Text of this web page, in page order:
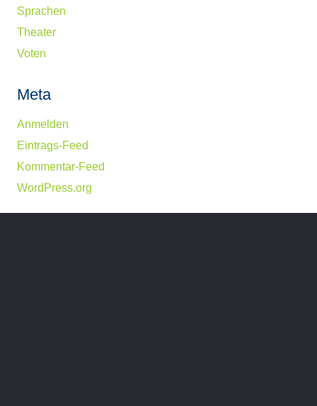
Sprachen
Theater
Voten
Meta
Anmelden
Eintrags-Feed
Kommentar-Feed
WordPress.org